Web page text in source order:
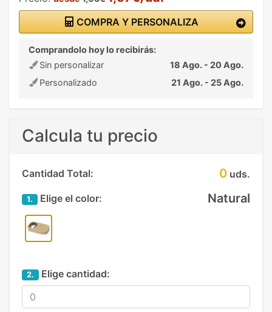
COMPRA Y PERSONALIZA
Comprandolo hoy lo recibirás:
Sin personalizar
18 Ago. - 20 Ago.
Personalizado
21 Ago. - 25 Ago.
Calcula tu precio
Cantidad Total: 0 uds.
1. Elige el color: Natural
2. Elige cantidad: